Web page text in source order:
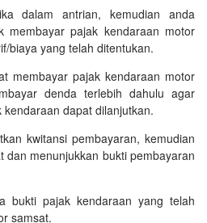
dalam antrian, kemudian anda
membayar pajak kendaraan motor
biaya yang telah ditentukan.
membayar pajak kendaraan motor
denda terlebih dahulu agar
dapat dilanjutkan.
kwitansi pembayaran, kemudian
dan menunjukkan bukti pembayaran
bukti pajak kendaraan yang telah
samsat.